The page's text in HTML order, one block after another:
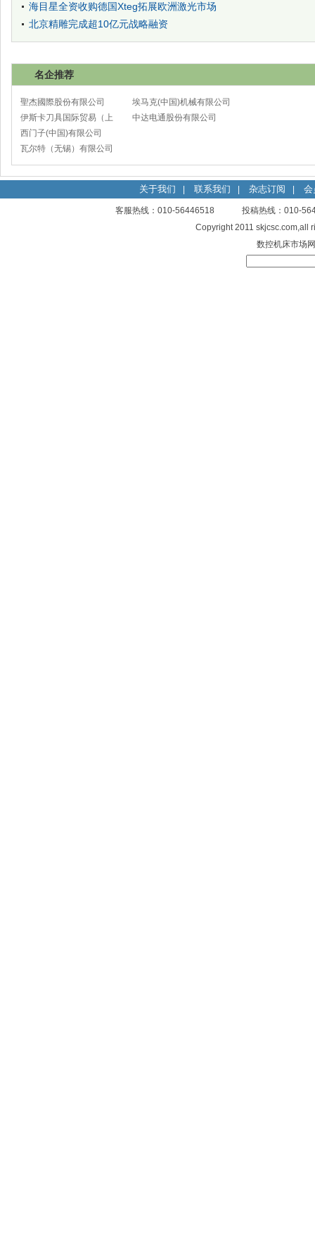
海目星全资收购德国Xteg拓展欧洲激光市场
北京精雕完成超10亿元战略融资
名企推荐
聖杰國際股份有限公司
伊斯卡刀具国际贸易（上
海）有限公司
西门子(中国)有限公司
瓦尔特（无锡）有限公司
埃马克(中国)机械有限公司
太仓分公司
中达电通股份有限公司
关于我们 联系我们 杂志订阅 会
客服热线：010-56446518 投稿热线：
Copyright 2011
数控机床市场网